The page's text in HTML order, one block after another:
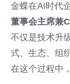
金蝶在AI时代
董事会主席兼
不仅是技术升
式、生态、组
在这个过程中